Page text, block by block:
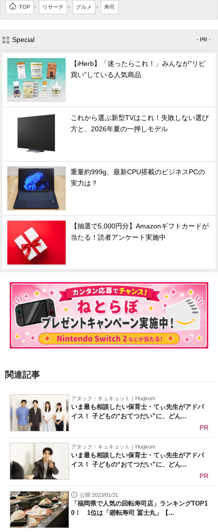
TOP > リサーチ > グルメ > 寿司
Special - PR -
【iHerb】「迷ったらこれ！」みんなが"リピ
買い"している人気商品
これから選ぶ新型TVはこれ！失敗しない選び
方と、2026年夏の一押しモデル
重量約999g、最新CPU搭載のビジネスPCの
実力は？
【抽選で5,000円分】Amazonギフトカードが
当たる！読者アンケート実施中
関連記事
アタック・キュキュット｜Hugkum
いま最も相談したい保育士・てぃ先生がアドバ
イス！ 子どもの“おてつだい”に、どん...
PR
アタック・キュキュット｜Hugkum
いま最も相談したい保育士・てぃ先生がアドバ
イス！ 子どもの“おてつだい”に、どん...
PR
公開 2023/01/31
「福岡県で人気の回転寿司店」ランキングTOP1
0！ 1位は「廻転寿司 冨士丸」【...